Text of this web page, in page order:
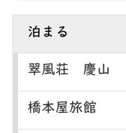
泊まる
翠風荘 慶山
橋本屋旅館